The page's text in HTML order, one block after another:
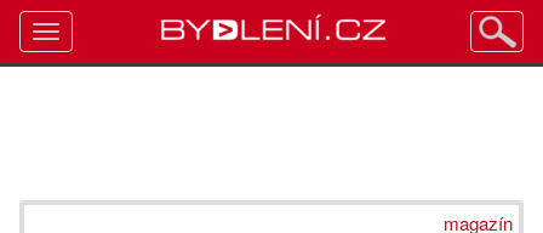
magazín
Toggle
navigation